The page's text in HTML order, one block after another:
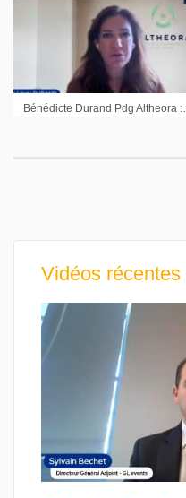
Vidéos récentes